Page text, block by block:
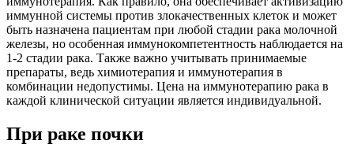
иммунной системы против злокачественных клеток и может
быть назначена пациентам при любой стадии рака молочной
железы, но особенная иммунокомпетентность наблюдается на
1-2 стадии рака. Также важно учитывать принимаемые
препараты, ведь химиотерапия и иммунотерапия в
комбинации недопустимы. Цена на иммунотерапию рака в
каждой клинической ситуации является индивидуальной.
При раке почки